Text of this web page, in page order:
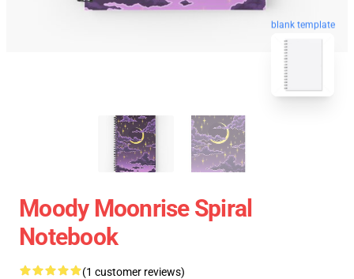
blank template
Moody Moonrise Spiral
Notebook
(1 customer reviews)